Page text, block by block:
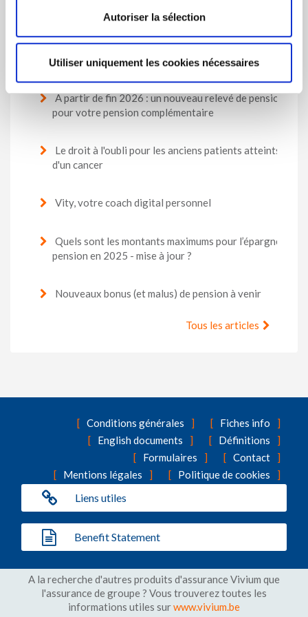
Autoriser la sélection
Utiliser uniquement les cookies nécessaires
Les plus consultés
À partir de fin 2026 : un nouveau relevé de pension
pour votre pension complémentaire
Le droit à l'oubli pour les anciens patients atteints
d'un cancer
Vity, votre coach digital personnel
Quels sont les montants maximums pour l’épargne-
pension en 2025 - mise à jour ?
Nouveaux bonus (et malus) de pension à venir
Tous les articles
Conditions générales
Fiches info
English documents
Définitions
Formulaires
Contact
Mentions légales
Politique de cookies
Liens utiles
Benefit Statement
A la recherche d'autres produits d'assurance Vivium que
l'assurance de groupe ? Vous trouverez toutes les
informations utiles surwww.vivium.be